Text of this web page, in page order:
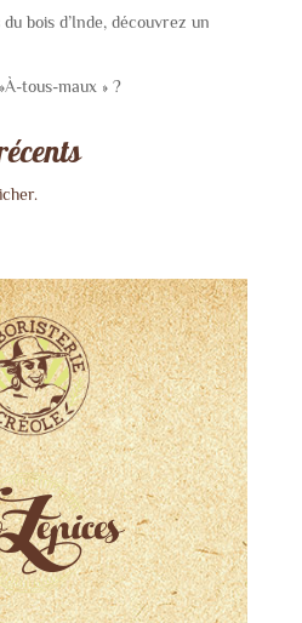
bois d’Inde, découvrez un
tous-maux » ?